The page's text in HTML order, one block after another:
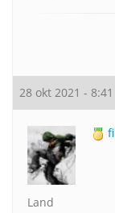
28 okt 2021 - 8:41
Land